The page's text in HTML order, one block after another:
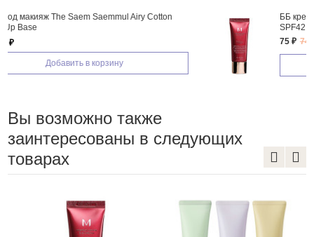
ББ крем Missha M Perfect Cover B.B Cream 20ml
Добавить в корзину
Вы возможно также
заинтересованы в следующих
товарах